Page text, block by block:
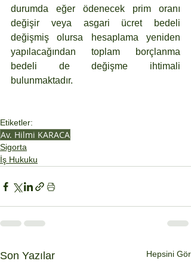
durumda eğer ödenecek prim oranı
değişir veya asgari ücret bedeli
değişmiş olursa hesaplama yeniden
yapılacağından toplam borçlanma
bedeli de değişme ihtimali
bulunmaktadır.
Etiketler:
Av. Hilmi KARACA
Sigorta
İş Hukuku
Son Yazılar Hepsini Gör